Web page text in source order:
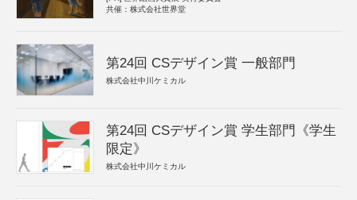
共催：株式会社世界堂
第24回 CSデザイン賞 一般部門
株式会社中川ケミカル
第24回 CSデザイン賞 学生部門《学生
限定》
株式会社中川ケミカル